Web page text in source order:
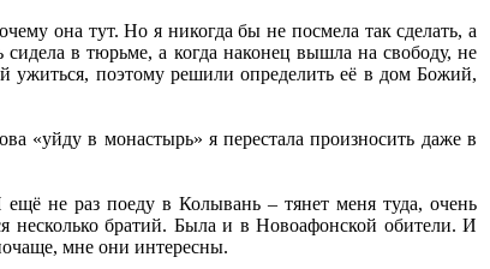
она тут. Но я никогда бы не посмела так сделать, а
в тюрьме, а когда наконец вышла на свободу, не
ужиться, поэтому решили определить её в дом Божий,
«уйду в монастырь» я перестала произносить даже в
не раз поеду в Колывань – тянет меня туда, очень
несколько братий. Была и в Новоафонской обители. И
мне они интересны.